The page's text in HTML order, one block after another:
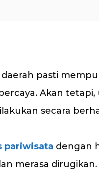
pasti
Akan
secara
pariwisata dengan
merasa